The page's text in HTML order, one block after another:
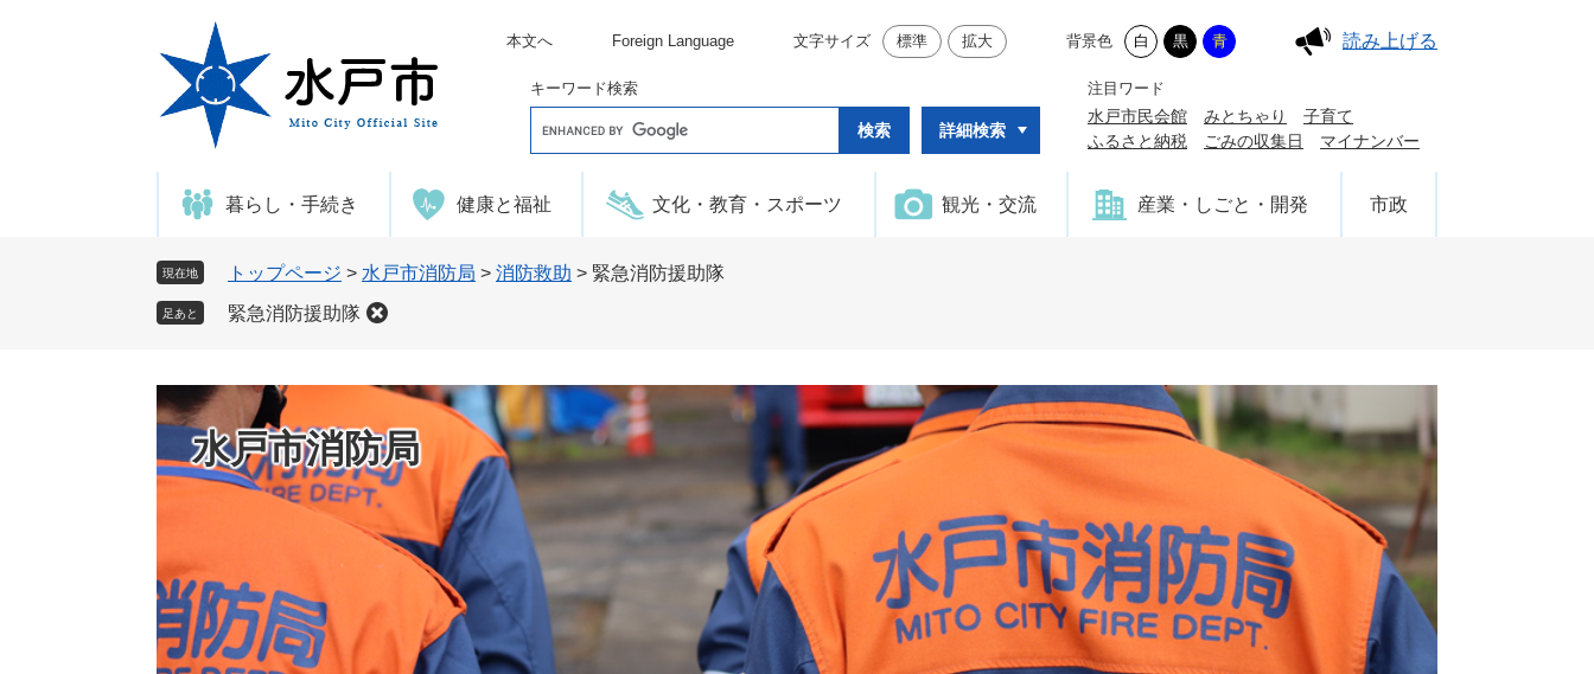
本文へ Foreign Language 文字サイズ 標準 拡大 背景色 白 黒 青 読み上げる
キーワード検索
o
e
タ
ム
詳細検索
注目ワード
水戸市民会館 みとちゃり
子育て
ふるさと納税
ごみの収集日 マイナンバー
暮らし・手続き 健康と福祉 文化・教育・スポーツ 観光・交流 産業・しごと・開発 市政
現在地 トップページ > 水戸市消防局 > 消防救助 > 緊急消防援助隊
足あと 緊急消防援助隊
水戸市消防局